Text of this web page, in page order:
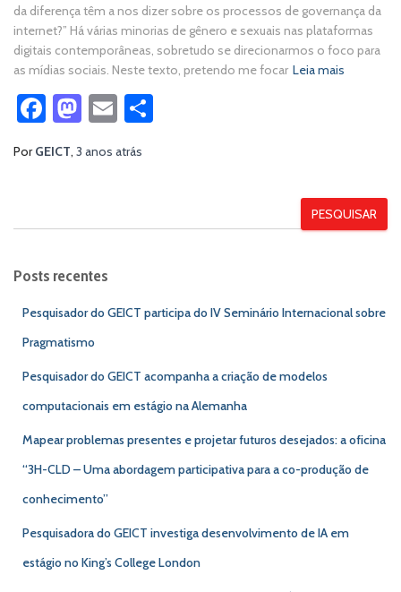
da diferença têm a nos dizer sobre os processos de governança da
internet?” Há várias minorias de gênero e sexuais nas plataformas
digitais contemporâneas, sobretudo se direcionarmos o foco para
as mídias sociais. Neste texto, pretendo me focar Leia mais
Facebook
Mastodon
Email
PorGEICT, 3 anos atrás
PESQUISAR
Posts recentes
Pesquisador do GEICT participa do IV Seminário Internacional sobre
Pragmatismo
Pesquisador do GEICT acompanha a criação de modelos
computacionais em estágio na Alemanha
Mapear problemas presentes e projetar futuros desejados: a oficina
“3H-CLD – Uma abordagem participativa para a co-produção de
conhecimento”
Pesquisadora do GEICT investiga desenvolvimento de IA em
estágio no King’s College London